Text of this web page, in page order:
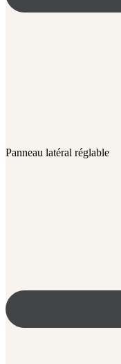
Panneau latéral réglable